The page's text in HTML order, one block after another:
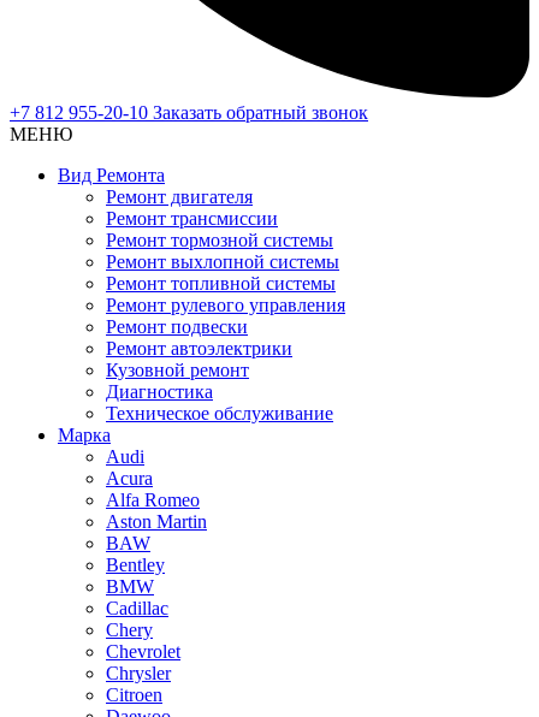
+7 812 955-20-10 Заказать обратный звонок
МЕНЮ
Вид Ремонта
Ремонт двигателя
Ремонт трансмиссии
Ремонт тормозной системы
Ремонт выхлопной системы
Ремонт топливной системы
Ремонт рулевого управления
Ремонт подвески
Ремонт автоэлектрики
Кузовной ремонт
Диагностика
Техническое обслуживание
Марка
Audi
Acura
Alfa Romeo
Aston Martin
BAW
Bentley
BMW
Cadillac
Chery
Chevrolet
Chrysler
Citroen